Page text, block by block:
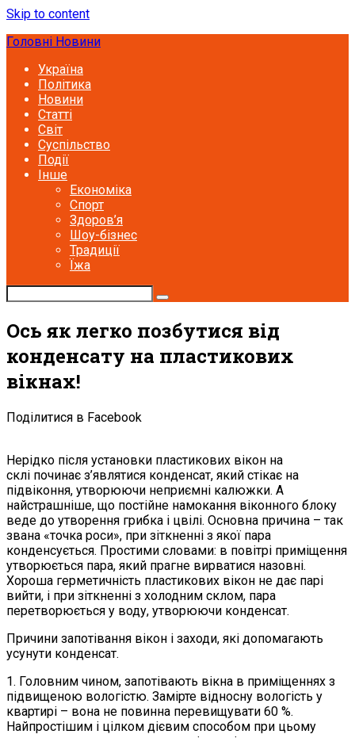
Skip to content
Головні Новини
Україна
Політика
Новини
Статті
Світ
Суспільство
Події
Інше
Економіка
Спорт
Здоров’я
Шоу-бізнес
Традиції
Їжа
Ось як легко позбутися від
конденсату на пластикових
вікнах!
Поділитися в Facebook
Нерідко після установки пластикових вікон на
склі починає з’являтися конденсат, який стікає на
підвіконня, утворюючи неприємні калюжки. А
найстрашніше, що постійне намокання віконного блоку
веде до утворення грибка і цвілі. Основна причина – так
звана «точка роси», при зіткненні з якої пара
конденсується. Простими словами: в повітрі приміщення
утворюється пара, який прагне вирватися назовні.
Хороша герметичність пластикових вікон не дає парі
вийти, і при зіткненні з холодним склом, пара
перетворюється у воду, утворюючи конденсат.
Причини запотівання вікон і заходи, які допомагають
усунути конденсат.
1. Головним чином, запотівають вікна в приміщеннях з
підвищеною вологістю. Замірте відносну вологість у
квартирі – вона не повинна перевищувати 60 %.
Найпростішим і цілком дієвим способом при цьому